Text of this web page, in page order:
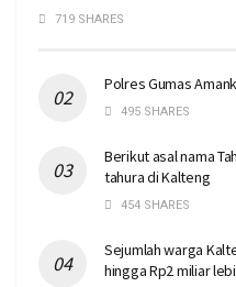
719 SHARES
Polres Gumas
495 SHARES
Berikut asal nama
tahura di Kalteng
454 SHARES
Sejumlah warga
hingga Rp2 miliar